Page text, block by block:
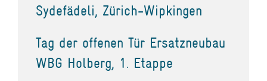
Sydefädeli, Zürich-Wipkingen
Tag der offenen Tür Ersatzneubau
WBG Holberg, 1. Etappe